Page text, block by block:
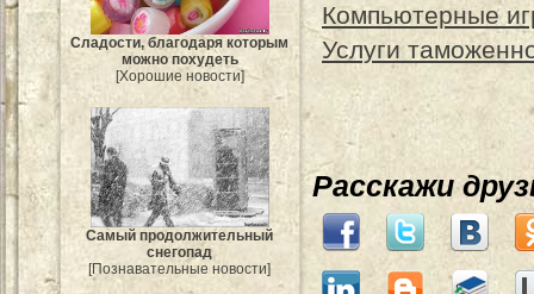
Сладости, благодаря которым
можно похудеть
[Хорошие новости]
Самый продолжительный
снегопад
[Познавательные новости]
Компьютерные
Услуги
Расскажи